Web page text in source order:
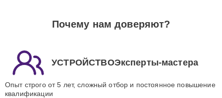
Почему нам доверяют?
УСТРОЙСТВОЭксперты-мастера
Опыт строго от 5 лет, сложный отбор и постоянное повышение
квалификации